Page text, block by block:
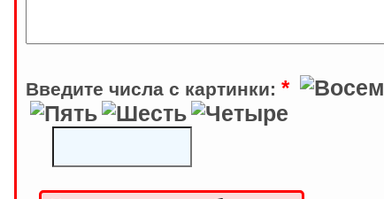
Введите числа с картинки: *